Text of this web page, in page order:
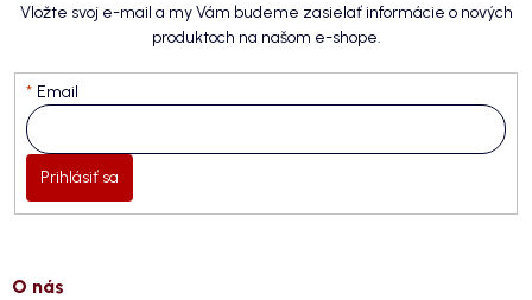
Vložte svoj e-mail a my Vám budeme zasielať informácie o nových
produktoch na našom e-shope.
Email
Prihlásiť sa
O nás